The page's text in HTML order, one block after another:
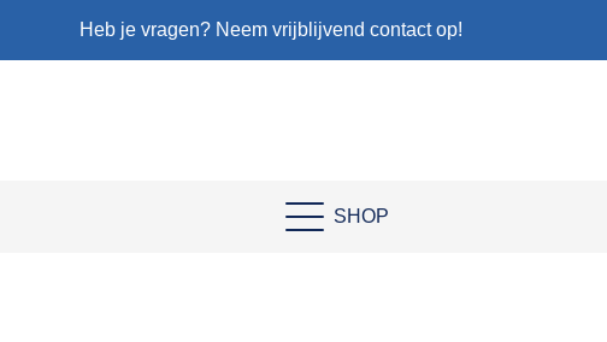
Heb je vragen? Neem vrijblijvend contact op!
SHOP